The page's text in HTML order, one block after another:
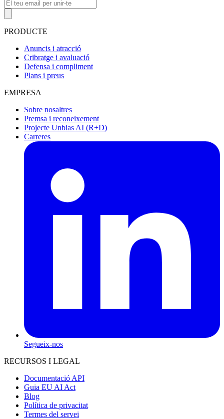
PRODUCTE
Anuncis i atracció
Cribratge i avaluació
Defensa i compliment
Plans i preus
EMPRESA
Sobre nosaltres
Premsa i reconeixement
Projecte Unbias AI (R+D)
Carreres
Segueix-nos
RECURSOS I LEGAL
Documentació API
Guia EU AI Act
Blog
Política de privacitat
Termes del servei